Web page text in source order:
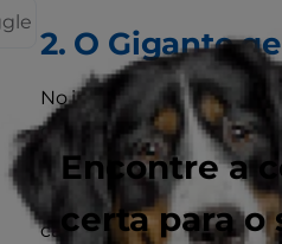
Encontre a
certa para o
2. O Gigante
No início, todos devem
o que normalmente
até si, coloque
para que ele a possa
calmamente, comece por